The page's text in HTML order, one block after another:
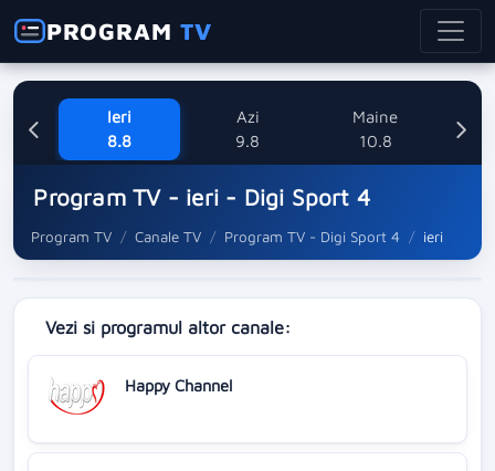
PROGRAMTV
Ieri
8.8
Azi
9.8
Maine
10.8
Program TV - ieri - Digi Sport 4
Program TV Canale TV Program TV - Digi Sport 4 ieri
Vezi si programul altor canale:
Happy Channel